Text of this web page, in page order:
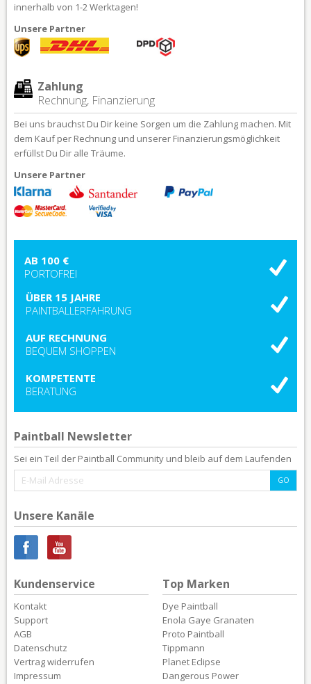
innerhalb von 1-2 Werktagen!
Unsere Partner
Zahlung
Rechnung, Finanzierung
Bei uns brauchst Du Dir keine Sorgen um die Zahlung machen. Mit
dem Kauf per Rechnung und unserer Finanzierungsmöglichkeit
erfüllst Du Dir alle Träume.
Unsere Partner
AB 100 €
PORTOFREI
ÜBER 15 JAHRE
PAINTBALLERFAHRUNG
AUF RECHNUNG
BEQUEM SHOPPEN
KOMPETENTE
BERATUNG
Paintball Newsletter
Sei ein Teil der Paintball Community und bleib auf dem Laufenden
Unsere Kanäle
Kundenservice
Kontakt
Support
AGB
Datenschutz
Vertrag widerrufen
Impressum
Top Marken
Dye Paintball
Enola Gaye Granaten
Proto Paintball
Tippmann
Planet Eclipse
Dangerous Power